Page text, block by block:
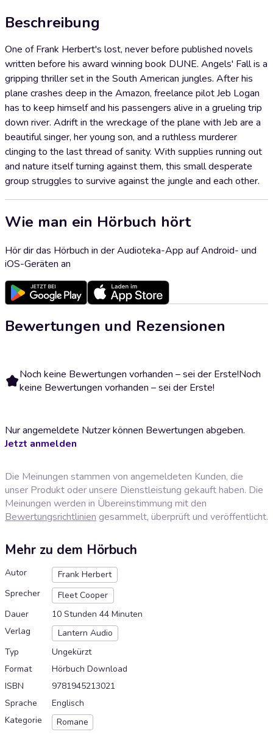
Beschreibung
One of Frank Herbert's lost, never before published novels
written before his award winning book DUNE. Angels' Fall is a
gripping thriller set in the South American jungles. After his
plane crashes deep in the Amazon, freelance pilot Jeb Logan
has to keep himself and his passengers alive in a grueling trip
down river. Adrift in the wreckage of the plane with Jeb are a
beautiful singer, her young son, and a ruthless murderer
clinging to the last thread of sanity. With supplies running out
and nature itself turning against them, this small desperate
group struggles to survive against the jungle and each other.
Wie man ein Hörbuch hört
Hör dir das Hörbuch in der Audioteka-App auf Android- und
iOS-Geräten an
Bewertungen und Rezensionen
Noch keine Bewertungen vorhanden – sei der Erste!Noch
keine Bewertungen vorhanden – sei der Erste!
Nur angemeldete Nutzer können Bewertungen abgeben.
Jetzt anmelden
Die Meinungen stammen von angemeldeten Kunden, die
unser Produkt oder unsere Dienstleistung gekauft haben. Die
Meinungen werden in Übereinstimmung mit den
Bewertungsrichtlinien gesammelt, überprüft und veröffentlicht.
Mehr zu dem Hörbuch
Autor
Frank Herbert
Sprecher
Fleet Cooper
Dauer
10 Stunden 44 Minuten
Verlag
Lantern Audio
Typ
Ungekürzt
Format
Hörbuch Download
ISBN
9781945213021
Sprache
Englisch
Kategorie
Romane